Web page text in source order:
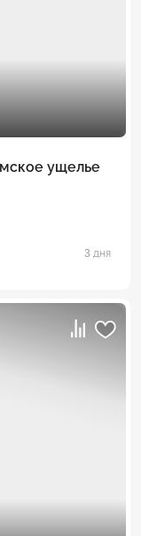
ущелье
3 дня